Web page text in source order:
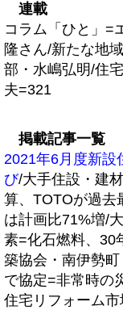
連載
コラム「ひと」=
隆さん/新たな地
部・水嶋弘明/住
夫=321
掲載記事一覧
2021年6月度新設
び/大手住設・建
算、TOTOが過去
は計画比71%増/
素=化石燃料、30
築協会・南伊勢
で協定=非常時の
住宅リフォーム市